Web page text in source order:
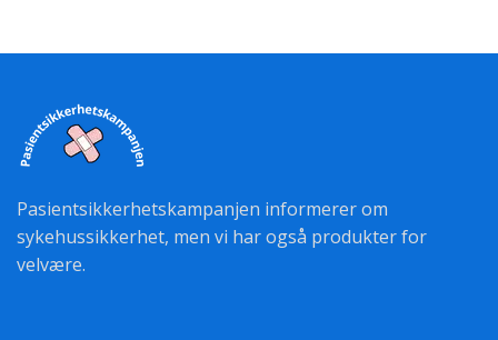
Pasientsikkerhetskampanjen informerer om
sykehussikkerhet, men vi har også produkter for
velvære.